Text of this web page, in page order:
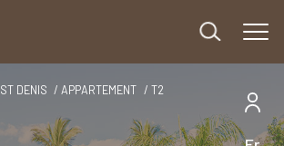
ST DENIS APPARTEMENT T2